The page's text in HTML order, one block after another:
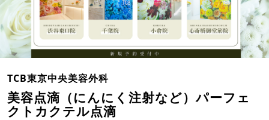
TCB東京中央美容外科
美容点滴（にんにく注射など）パーフェ
クトカクテル点滴